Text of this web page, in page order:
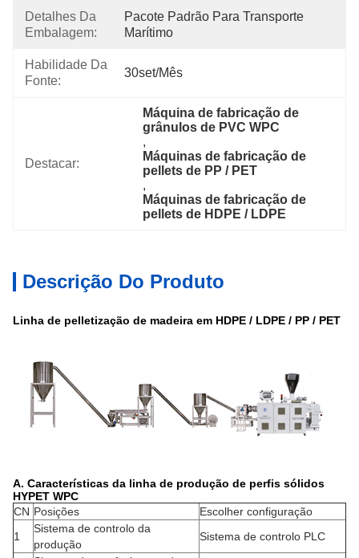
Detalhes Da
Embalagem:
Pacote Padrão Para Transporte
Marítimo
Habilidade Da
Fonte:
30set/mês
Destacar:
Máquina de fabricação de
grânulos de PVC WPC
,
Máquinas de fabricação de
pellets de PP / PET
,
Máquinas de fabricação de
pellets de HDPE / LDPE
Descrição Do Produto
Linha de pelletização de madeira em HDPE / LDPE / PP / PET
A. Características da linha de produção de perfis sólidos
HYPET WPC
CN Posições
Escolher configuração
1
Sistema de controlo da
produção
Sistema de controlo PLC